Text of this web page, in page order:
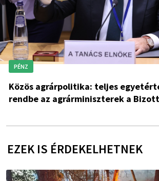
PÉNZ
Közös agrárpolitika: teljes
rendbe az agrárminiszterek a
EZEK IS ÉRDEKELHETNEK